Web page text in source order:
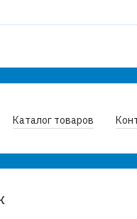
Каталог товаров